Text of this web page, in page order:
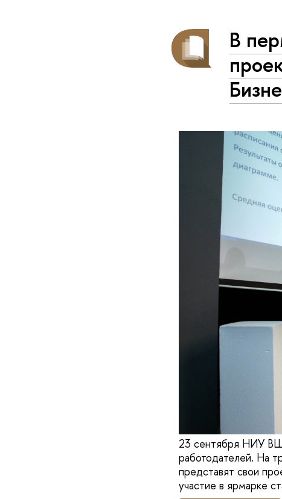
В
23 сентября НИУ
работодателей. На
представят свои
участие в ярмарке